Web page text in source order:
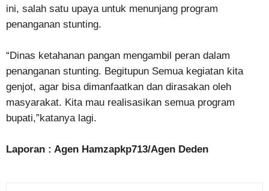
ini, salah satu upaya untuk menunjang program
penanganan stunting.
“Dinas ketahanan pangan mengambil peran dalam
penanganan stunting. Begitupun Semua kegiatan kita
genjot, agar bisa dimanfaatkan dan dirasakan oleh
masyarakat. Kita mau realisasikan semua program
bupati,”katanya lagi.
Laporan : Agen Hamzapkp713/Agen Deden